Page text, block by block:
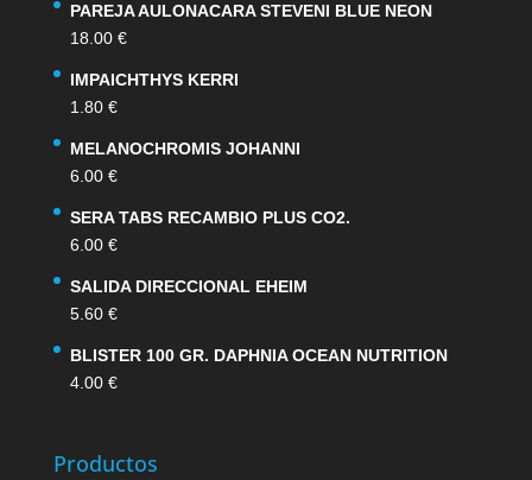
PAREJA AULONACARA STEVENI BLUE NEON
18.00 €
IMPAICHTHYS KERRI
1.80 €
MELANOCHROMIS JOHANNI
6.00 €
SERA TABS RECAMBIO PLUS CO2.
6.00 €
SALIDA DIRECCIONAL EHEIM
5.60 €
BLISTER 100 GR. DAPHNIA OCEAN NUTRITION
4.00 €
Productos